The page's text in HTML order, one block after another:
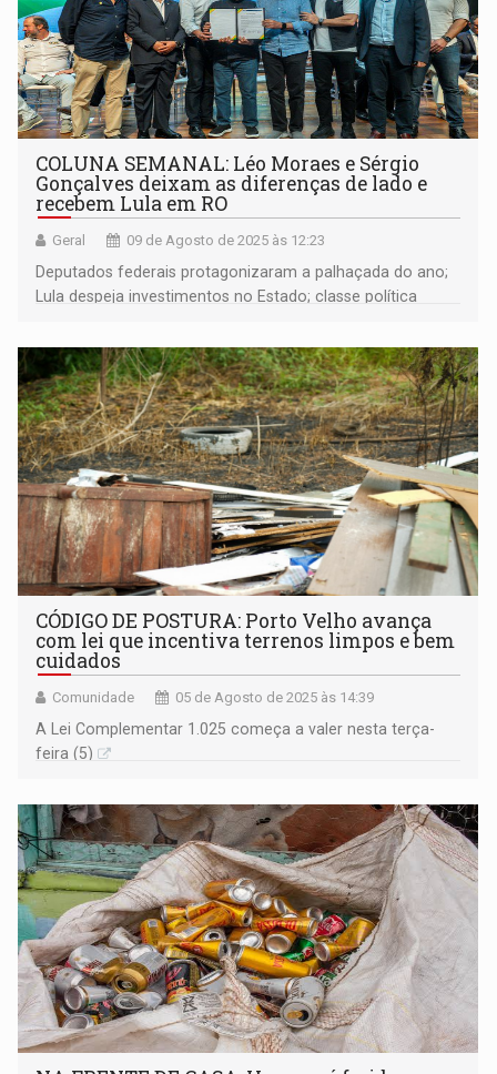
COLUNA SEMANAL: Léo Moraes e Sérgio
Gonçalves deixam as diferenças de lado e
recebem Lula em RO
Geral 09 de Agosto de 2025 às 12:23
Deputados federais protagonizaram a palhaçada do ano;
Lula despeja investimentos no Estado; classe política
presidente do Brasil
CÓDIGO DE POSTURA: Porto Velho avança
com lei que incentiva terrenos limpos e bem
cuidados
Comunidade 05 de Agosto de 2025 às 14:39
A Lei Complementar 1.025 começa a valer nesta terça-
feira (5)